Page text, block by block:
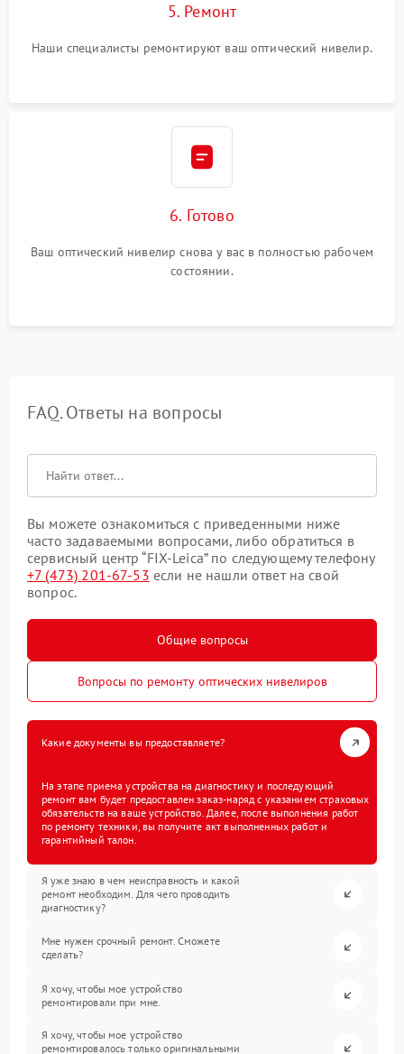
5. Ремонт
Наши специалисты ремонтируют ваш оптический нивелир.
6. Готово
Ваш оптический нивелир снова у вас в полностью рабочем
состоянии.
FAQ. Ответы на вопросы
Вы можете ознакомиться с приведенными ниже
часто задаваемыми вопросами, либо обратиться в
сервисный центр “FIX-Leica” по следующему телефону
+7 (473) 201-67-53 если не нашли ответ на свой
вопрос.
Общие вопросы
Вопросы по ремонту оптических нивелиров
Какие документы вы предоставляете?
На этапе приема устройства на диагностику и последующий
ремонт вам будет предоставлен заказ-наряд с указанием страховых
обязательств на ваше устройство. Далее, после выполнения работ
по ремонту техники, вы получите акт выполненных работ и
гарантийный талон.
Я уже знаю в чем неисправность и какой
ремонт необходим. Для чего проводить
диагностику?
Мне нужен срочный ремонт. Сможете
сделать?
Я хочу, чтобы мое устройство
ремонтировали при мне.
Я хочу, чтобы мое устройство
ремонтировалось только оригинальными